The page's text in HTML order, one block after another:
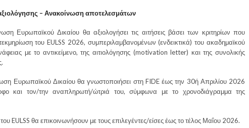
– Ανακοίνωση αποτελεσμάτων
Ευρωπαϊκού Δικαίου θα αξιολογήσει τις αιτήσεις βάσει των κριτηρίων που
του EULSS 2026, συμπεριλαμβανομένων (ενδεικτικά) του ακαδημαϊκού
με το αντικείμενο, της αιτιολόγησης (motivation letter) και της συνολικής
Ευρωπαϊκού Δικαίου θα γνωστοποιήσει στη FIDE έως την 30ή Απριλίου 2026
και τον/την αναπληρωτή/ώτριά του, σύμφωνα με το χρονοδιάγραμμα της
EULSS θα επικοινωνήσουν με τους επιλεγέντες/είσες έως το τέλος Μαΐου 2026.